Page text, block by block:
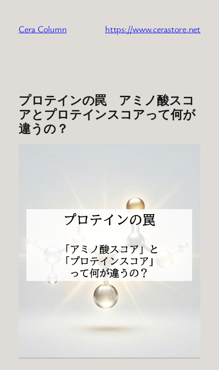
Cera Column https://www.cerastore.net
プロテインの罠 アミノ酸スコ
アとプロテインスコアって何が
違うの？